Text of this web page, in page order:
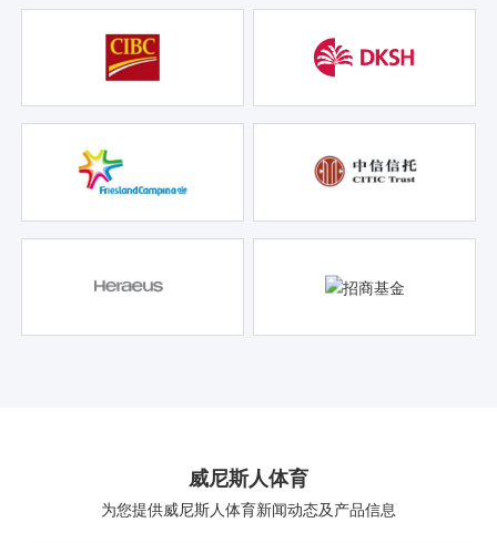
威尼斯人体育
为您提供威尼斯人体育新闻动态及产品信息